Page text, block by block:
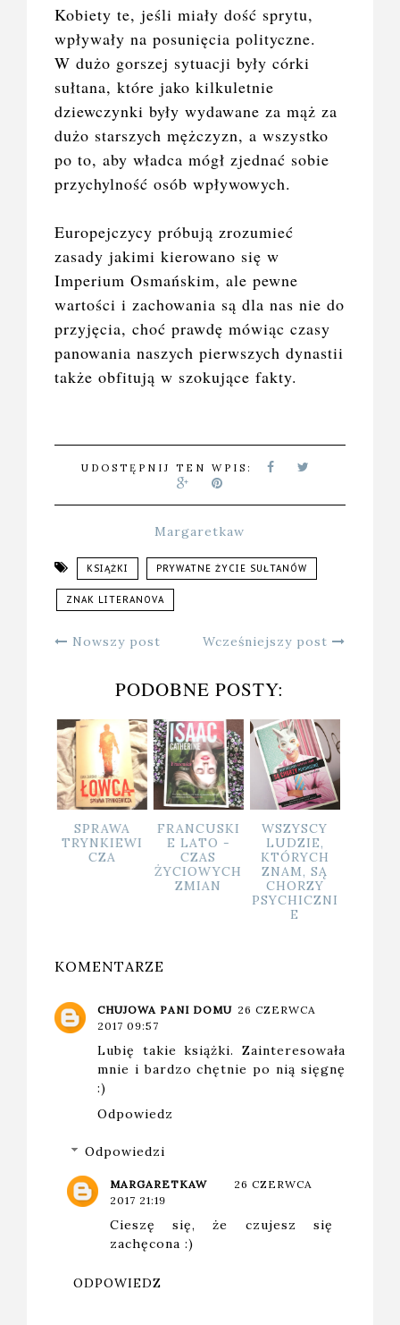
Kobiety te, jeśli miały dość sprytu,
wpływały na posunięcia polityczne.
W dużo gorszej sytuacji były córki
sułtana, które jako kilkuletnie
dziewczynki były wydawane za mąż za
dużo starszych mężczyzn, a wszystko
po to, aby władca mógł zjednać sobie
przychylność osób wpływowych.
Europejczycy próbują zrozumieć
zasady jakimi kierowano się w
Imperium Osmańskim, ale pewne
wartości i zachowania są dla nas nie do
przyjęcia, choć prawdę mówiąc czasy
panowania naszych pierwszych dynastii
także obfitują w szokujące fakty.
UDOSTĘPNIJ TEN WPIS:
Margaretkaw
KSIĄŻKI PRYWATNE ŻYCIE SUŁTANÓW
ZNAK LITERANOVA
Nowszy post Wcześniejszy post
PODOBNE POSTY:
FRANCUSKI
E LATO -
CZAS
WSZYSCY
LUDZIE,
KTÓRYCH
ZNAM, SĄ
CHORZY
RZEŹNICY I
LEKARZE -
RECENZJA
PRZEDPREM
IEROWA
KOMENTARZE
CHUJOWA PANI DOMU 26 CZERWCA
2017 09:57
Lubię takie książki. Zainteresowała
mnie i bardzo chętnie po nią sięgnę
:)
Odpowiedz
Odpowiedzi
MARGARETKAW
26 CZERWCA
2017 21:19
Cieszę się, że czujesz się
zachęcona :)
ODPOWIEDZ